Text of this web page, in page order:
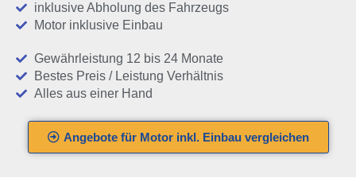
inklusive Abholung des Fahrzeugs
Motor inklusive Einbau
Gewährleistung 12 bis 24 Monate
Bestes Preis / Leistung Verhältnis
Alles aus einer Hand
Angebote für Motor inkl. Einbau vergleichen